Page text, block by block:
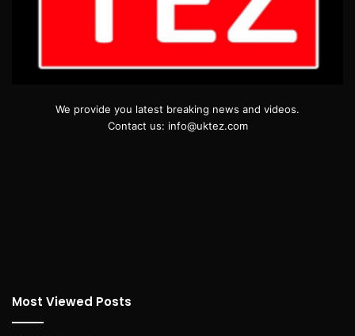
We provide you latest breaking news and videos.
Contact us: info@uktez.com
Most Viewed Posts